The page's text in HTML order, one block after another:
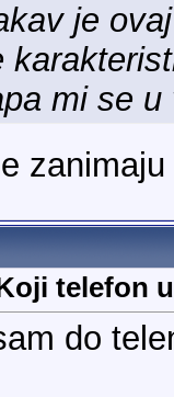
je
mi se u
telefon
do